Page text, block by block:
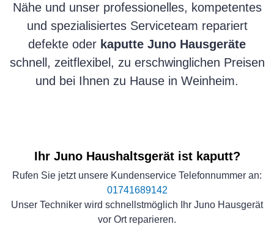
Nähe und unser professionelles, kompetentes
und spezialisiertes Serviceteam repariert
defekte oder kaputte Juno Hausgeräte
schnell, zeitflexibel, zu erschwinglichen Preisen
und bei Ihnen zu Hause in Weinheim.
Ihr Juno Haushaltsgerät ist kaputt?
Rufen Sie jetzt unsere Kundenservice Telefonnummer an:
01741689142
Unser Techniker wird schnellstmöglich Ihr Juno Hausgerät
vor Ort reparieren.